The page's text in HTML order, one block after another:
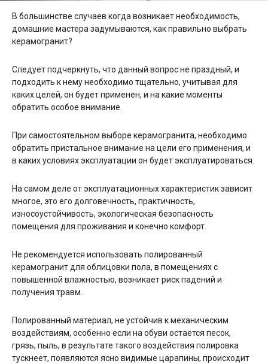
В большинстве случаев когда возникает необходимость,
домашние мастера задумываются, как правильно выбрать
керамогранит?
Следует подчеркнуть, что данный вопрос не праздный, и
подходить к нему необходимо тщательно, учитывая для
каких целей, он будет применен, и на какие моменты
обратить особое внимание.
При самостоятельном выборе керамогранита, необходимо
обратить пристальное внимание на цели его применения, и
в каких условиях эксплуатации он будет эксплуатироваться.
На самом деле от эксплуатационных характеристик зависит
многое, это его долговечность, практичность,
износоустойчивость, экологическая безопасность
помещения для проживания и конечно комфорт.
Не рекомендуется использовать полированный
керамогранит для облицовки пола, в помещениях с
повышенной влажностью, возникает риск падений и
получения травм.
Полированный материал, не устойчив к механическим
воздействиям, особенно если на обуви остается песок,
грязь, пыль, в результате такого воздействия полировка
тускнеет, появляются ясно видимые царапины, происходит